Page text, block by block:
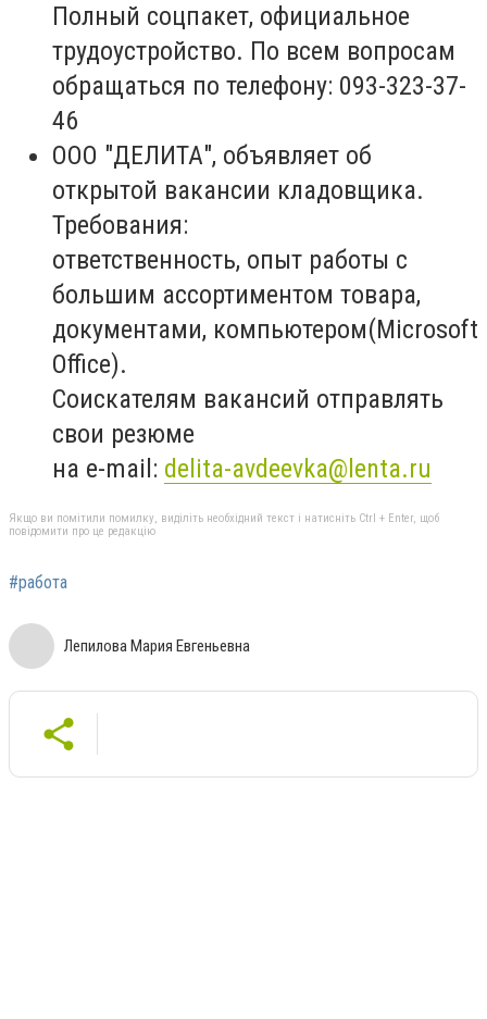
Полный соцпакет, официальное
трудоустройство. По всем вопросам
обращаться по телефону: 093-323-37-
46
ООО "ДЕЛИТА", объявляет об
открытой вакансии кладовщика.
Требования:
ответственность, опыт работы с
большим ассортиментом товара,
документами, компьютером(Microsoft
Office).
Соискателям вакансий отправлять
свои резюме
на e-mail: delita-avdeevka@lenta.ru
Якщо ви помітили помилку, виділіть необхідний текст і натисніть Ctrl + Enter, щоб
повідомити про це редакцію
#работа
Лепилова Мария Евгеньевна